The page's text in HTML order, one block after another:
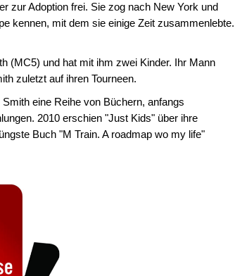
zur Adoption frei. Sie zog nach New York und
kennen, mit dem sie einige Zeit zusammenlebte.
(MC5) und hat mit ihm zwei Kinder. Ihr Mann
zuletzt auf ihren Tourneen.
eine Reihe von Büchern, anfangs
2010 erschien "Just Kids" über ihre
Buch "M Train. A roadmap wo my life"